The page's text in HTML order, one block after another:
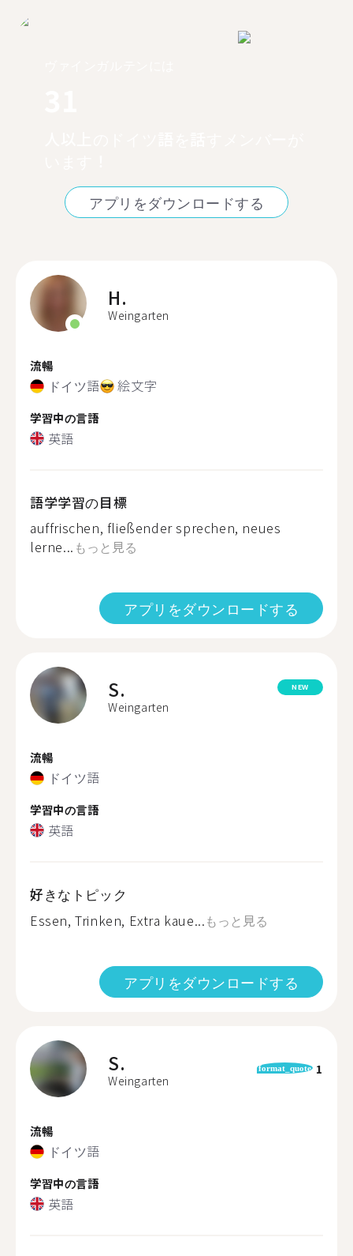
アプリをダウンロードする
H.
Weingarten
流暢
ドイツ語 絵文字
学習中の言語
英語
語学学習の目標
auffrischen, fließender sprechen, neues
lerne... もっと見る
アプリをダウンロードする
S.
Weingarten
NEW
流暢
ドイツ語
学習中の言語
英語
好きなトピック
Essen, Trinken, Extra kaue...もっと見る
アプリをダウンロードする
S.
Weingarten
format_quote 1
流暢
ドイツ語
学習中の言語
英語